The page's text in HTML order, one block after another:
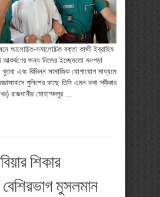
ইব্রাহিম’
আলোচিত-সমালোচিত বক্তা কাজী ইব্রাহিম
আকর্ষণের জন্য নিজের ইচ্ছেমতো মনগড়া
খুতবা এবং বিভিন্ন সামাজিক যোগাযোগ মাধ্যমে
পুলিশের কাছে তিনি এমন কথা স্বীকার
রাজধানীর মোহাম্মদপুর ...
শিকার
বেশিরভাগ মুসলমান